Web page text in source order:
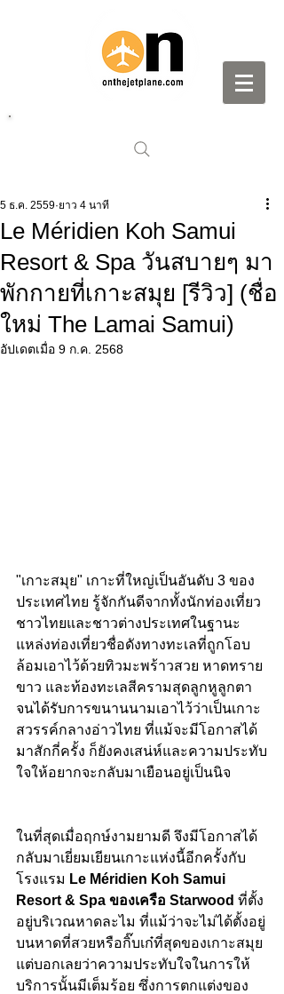
Le Méridien Koh Samui
Resort & Spa วันสบายๆ มา
พักกายที่เกาะสมุย [รีวิว] (ชื่อ
ใหม่ The Lamai Samui)
5 ธ.ค. 2559 ยาว 4 นาที
อัปเดตเมื่อ 9 ก.ค. 2568
"เกาะสมุย" เกาะที่ใหญ่เป็นอันดับ 3 ของ
ประเทศไทย รู้จักกันดีจากทั้งนักท่องเที่ยว
ชาวไทยและชาวต่างประเทศในฐานะ
แหล่งท่องเที่ยวชื่อดังทางทะเลที่ถูกโอบ
ล้อมเอาไว้ด้วยทิวมะพร้าวสวย หาดทราย
ขาว และท้องทะเลสีครามสุดลูกหูลูกตา
จนได้รับการขนานนามเอาไว้ว่าเป็นเกาะ
สวรรค์กลางอ่าวไทย ที่แม้จะมีโอกาสได้
มาสักกี่ครั้ง ก็ยังคงเสน่ห์และความประทับ
ใจให้อยากจะกลับมาเยือนอยู่เป็นนิจ
ในที่สุดเมื่อฤกษ์งามยามดี จึงมีโอกาสได้
กลับมาเยี่ยมเยียนเกาะแห่งนี้อีกครั้งกับ
โรงแรม Le Méridien Koh Samui
Resort & Spa ของเครือ Starwood ที่ตั้ง
อยู่บริเวณหาดละไม ที่แม้ว่าจะไม่ได้ตั้งอยู่
บนหาดที่สวยหรือกิ๊บเก๋ที่สุดของเกาะสมุย
แต่บอกเลยว่าความประทับใจในการให้
บริการนั้นมีเต็มร้อย ซึ่งการตกแต่งของ